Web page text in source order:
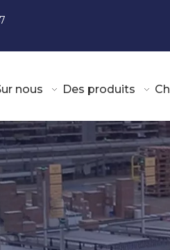
nous Des produits